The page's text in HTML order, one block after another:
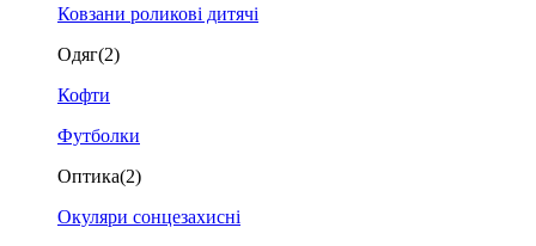
Ковзани роликові дитячі
Одяг(2)
Кофти
Футболки
Оптика(2)
Окуляри сонцезахисні